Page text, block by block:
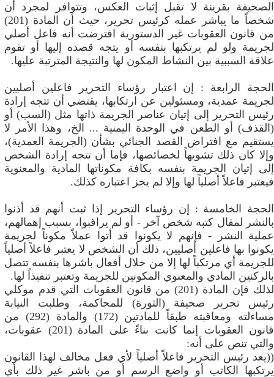
الصحيفة بقرينة لا تقبل إثبات العكس، وتتوافر لمجرد أن
شخصاً ما يباشر عمله كرئيس تحرير، حيث أن المادة (201)
من قانون العقوبات غير الدستورية افترضت أنه فاعل أصلي
لجريمة ولو لم يرتكبها بنفسه أو يتجه قصده إليها أو تقوم
علاقة السببية بين النشاط المكون لها والنتيجة المترتبة عليها.
الحجة الرابعة : إن اعتبار رؤساء التحرير فاعلين أصليين
لجريمة عمدية، ومسئولين عن ارتكابها، يقتضي أن تتجه إرادة
رئيس التحرير إلى إتيان عناصر الجريمة ذاتها مثل (السب) أو
(القذف) أو الطعن في الوحدة اليمنية ... الخ، وهذا الأمر لا
يستقيم مع افتراض القصد الجنائي بشأن (الجريمة العمدية)،
وإلا كان ذلك تشويهاً لخصائصها، فإما أن تتجه إرادة الشخص
إلى إتيان الجريمة بنفسه بكافة مكوناتها المادية والمعنوية
فيعتبر فاعلاً أصلياً لها وإلا لم يجز اعتباره كذلك.
الحجة الخامسة : إن رؤساء التحرير إذا ثبت أنهم قد أذنوا
بالنشر لمقال كتبه شخص آخر - أو لم يراقبوا، بسبب إهمالهم،
عملية النشر - فإنهم لا يكونوا قد أتوا عملاً مكوناً لجريمة
يكونوا بها فاعلين أصليين، ذلك أن الشخص لا يعتبر فاعلاً أصلياً
للجريمة أي مرتكباً لها إلا من خلال أفعال باشرها بنفسه تتصل
بالركنين المادي والمعنوي المكونين للجريمة وتعتبر تنفيذاً لها.
لذلك فإن المادة (201) من قانون العقوبات التي قدم موكلي
رئيس تحرير صحيفة (الثورة) للمحاكمة، وطلبت النيابة
مساءلته ومعاقبته طبقاً للمادتين (172) والمادة (292) من
قانون العقوبات إنما كانت بناءً على المادة (201) عقوبات،
والتي تنص على أنه:
((يعد رئيس التحرير فاعلاً أصلياً لأي فعل مخالف لهذا القانون
يرتكبها الكاتب أو واضع الرسم أو من باشر غير ذلك بأي